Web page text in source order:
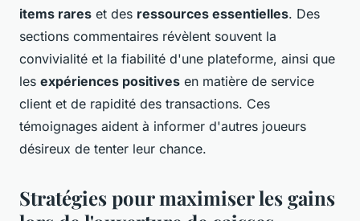
items rares et des ressources essentielles. Des
sections commentaires révèlent souvent la
convivialité et la fiabilité d'une plateforme, ainsi que
les expériences positives en matière de service
client et de rapidité des transactions. Ces
témoignages aident à informer d'autres joueurs
désireux de tenter leur chance.
Stratégies pour maximiser les gains